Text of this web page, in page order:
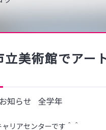
卒業生の方へ
立美術館でアー
お知らせ 全学年
リアセンターです＾＾